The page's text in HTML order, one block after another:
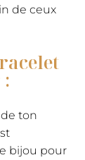
de ceux
ton
bijou pour